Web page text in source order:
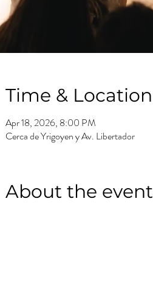
Time & Location
Apr 18, 2026, 8:00 PM
Cerca de Yrigoyen y Av. Libertador
About the event